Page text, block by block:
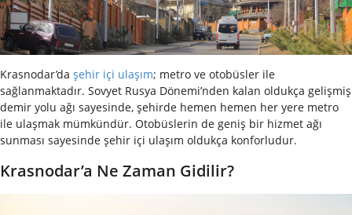
Krasnodar’da şehir içi ulaşım; metro ve otobüsler ile
sağlanmaktadır. Sovyet Rusya Dönemi’nden kalan oldukça gelişmiş
demir yolu ağı sayesinde, şehirde hemen hemen her yere metro
ile ulaşmak mümkündür. Otobüslerin de geniş bir hizmet ağı
sunması sayesinde şehir içi ulaşım oldukça konforludur.
Krasnodar’a Ne Zaman Gidilir?